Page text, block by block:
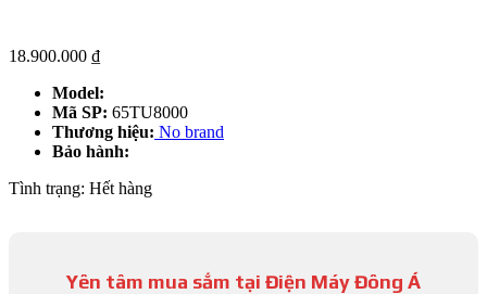
18.900.000 ₫
Model:
Mã SP: 65TU8000
Thương hiệu: No brand
Bảo hành:
Tình trạng: Hết hàng
Yên tâm mua sắm tại Điện Máy Đông Á